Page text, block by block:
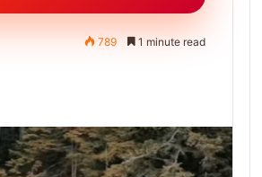
789 1 minute read